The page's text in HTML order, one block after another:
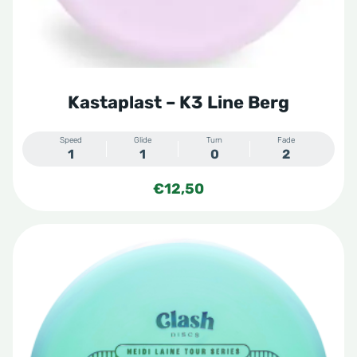
Kastaplast – K3 Line Berg
Speed
1
Glide
1
Turn
0
Fade
2
€12,50
productpagina
meerdere
variaties.